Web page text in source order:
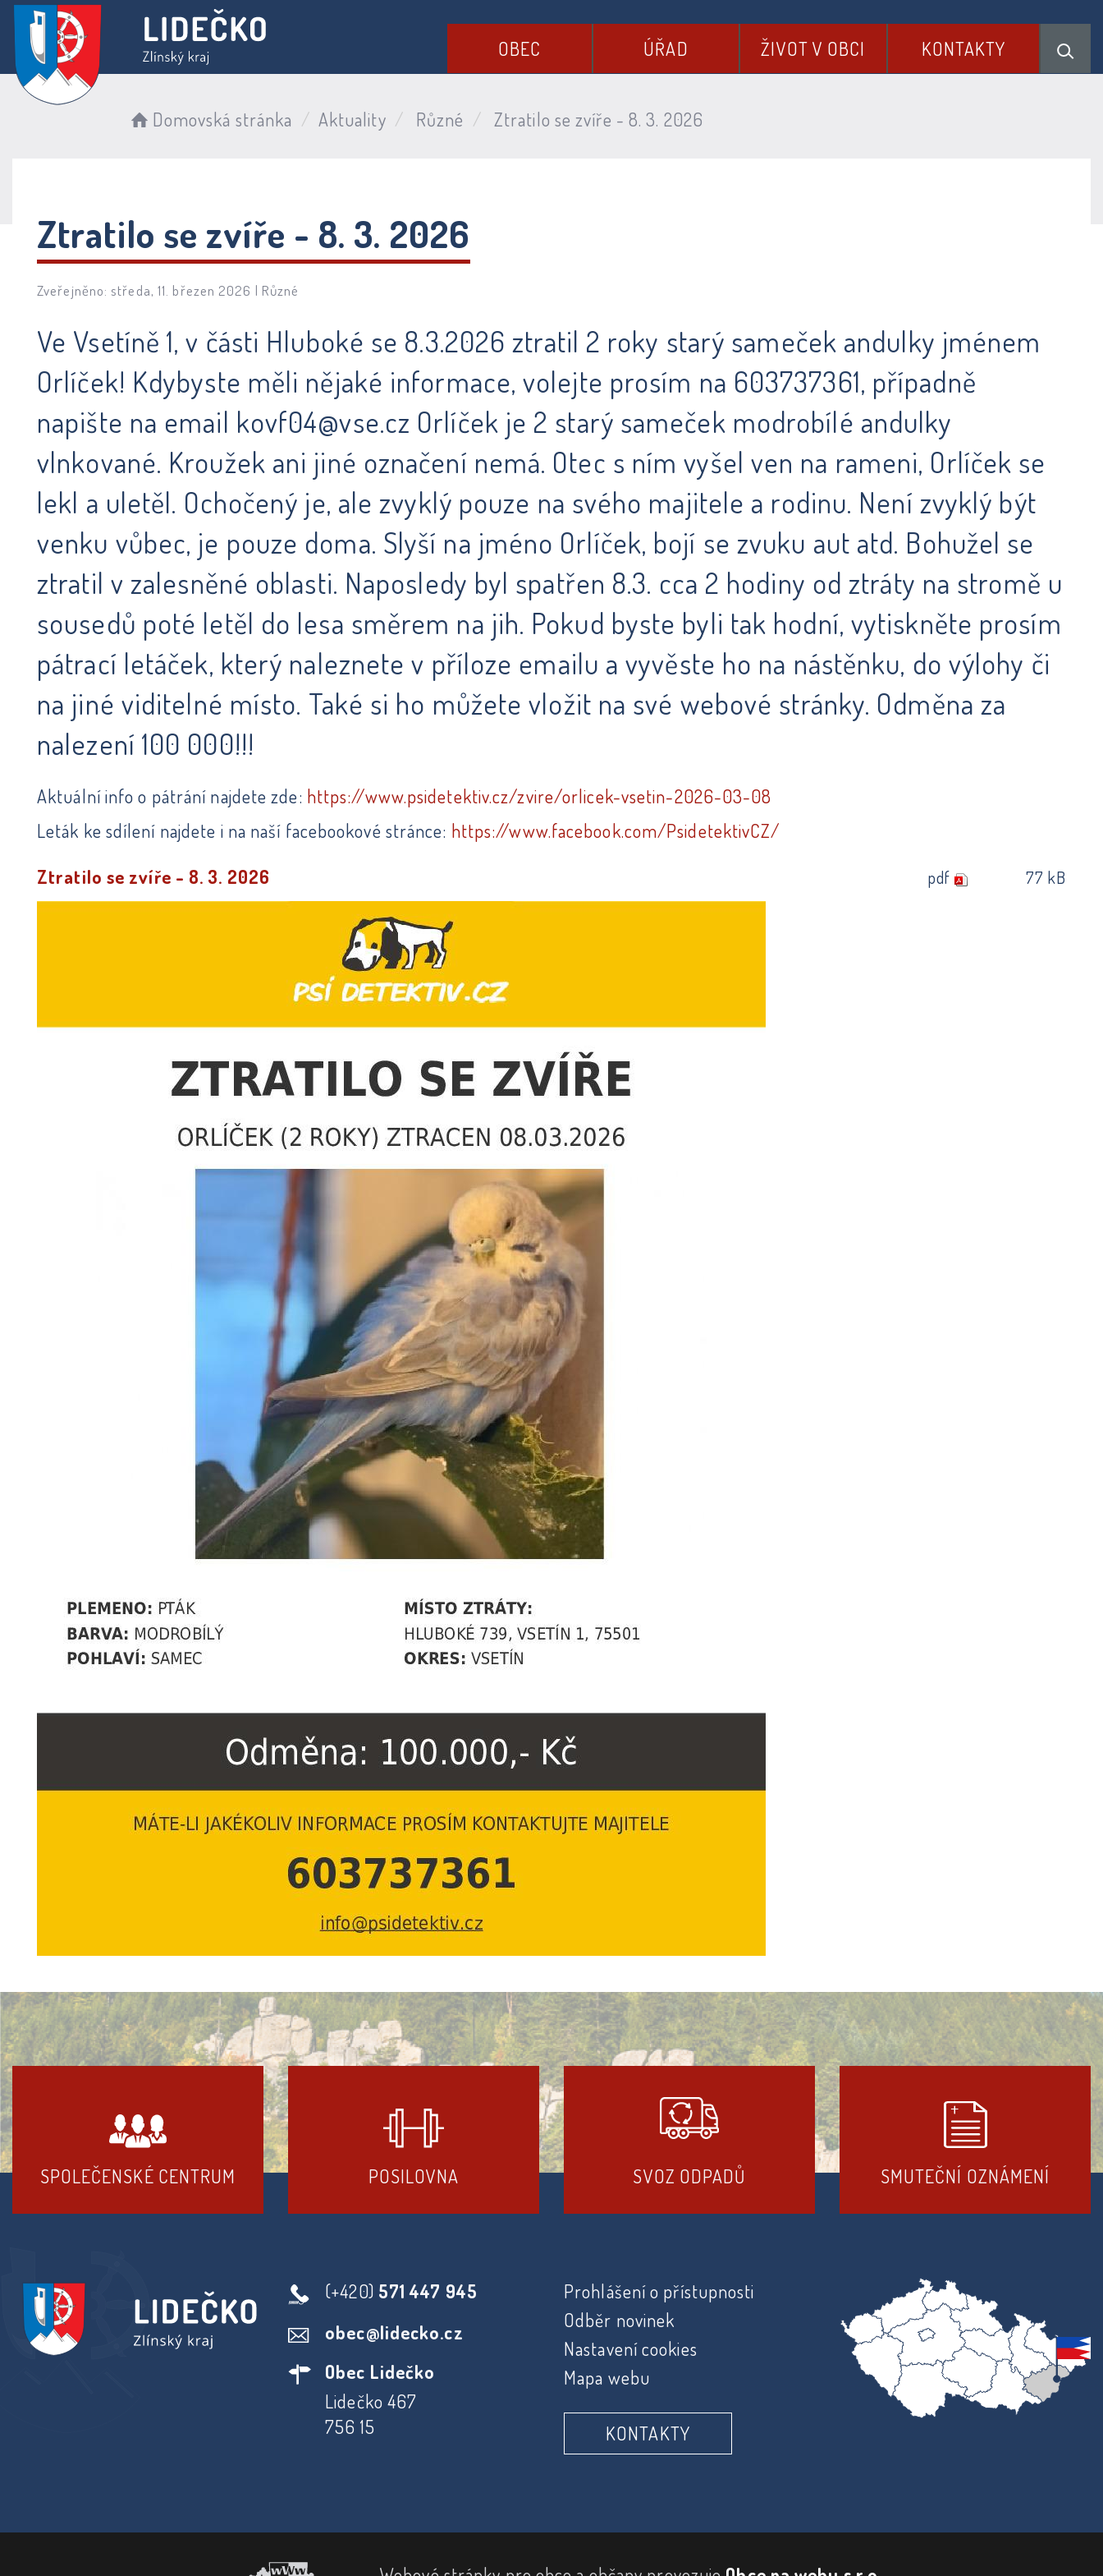
OBEC ÚŘAD ŽIVOT V OBCI KONTAKTY
Domovská stránka Aktuality Různé Ztratilo se zvíře - 8. 3. 2026
Ztratilo se zvíře - 8. 3. 2026
Zveřejněno: středa, 11. březen 2026 | Různé
Ve Vsetíně 1, v části Hluboké se 8.3.2026 ztratil 2 roky starý sameček andulky jménem
Orlíček! Kdybyste měli nějaké informace, volejte prosím na 603737361, případně
napište na email kovf04@vse.cz Orlíček je 2 starý sameček modrobílé andulky
vlnkované. Kroužek ani jiné označení nemá. Otec s ním vyšel ven na rameni, Orlíček se
lekl a uletěl. Ochočený je, ale zvyklý pouze na svého majitele a rodinu. Není zvyklý být
venku vůbec, je pouze doma. Slyší na jméno Orlíček, bojí se zvuku aut atd. Bohužel se
ztratil v zalesněné oblasti. Naposledy byl spatřen 8.3. cca 2 hodiny od ztráty na stromě u
sousedů poté letěl do lesa směrem na jih. Pokud byste byli tak hodní, vytiskněte prosím
pátrací letáček, který naleznete v příloze emailu a vyvěste ho na nástěnku, do výlohy či
na jiné viditelné místo. Také si ho můžete vložit na své webové stránky. Odměna za
nalezení 100 000!!!
Aktuální info o pátrání najdete zde: https://www.psidetektiv.cz/zvire/orlicek-vsetin-2026-03-08
Leták ke sdílení najdete i na naší facebookové stránce: https://www.facebook.com/PsidetektivCZ/
Ztratilo se zvíře - 8. 3. 2026
pdf 77 kB
SPOLEČENSKÉ CENTRUM POSILOVNA SVOZ ODPADŮ SMUTEČNÍ OZNÁMENÍ
(+420) 571 447 945
obec@lidecko.cz
Obec Lidečko
Lidečko 467
756 15
Prohlášení o přístupnosti
Odběr novinek
Nastavení cookies
Mapa webu
KONTAKTY